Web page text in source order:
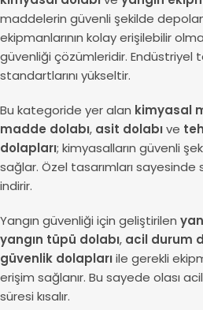
maddelerin güvenli şekilde
ekipmanlarının kolay erişilebilir
güvenliği çözümleridir. Endüstriyel
standartlarını yükseltir.
Bu kategoride yer alan kimyasal
madde dolabı, asit dolabıve
dolapları; kimyasalların güvenli
sağlar. Özel tasarımları sayesinde
indirir.
Yangın güvenliği için geliştirilen
yangın tüpü dolabı, acil durum
güvenlik dolaplarıile gerekli
erişim sağlanır. Bu sayede olası
süresi kısalır.